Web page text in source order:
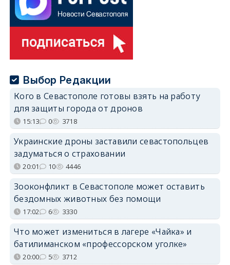
Выбор Редакции
Кого в Севастополе готовы взять на работу
для защиты города от дронов
15:13 0 3718
Украинские дроны заставили севастопольцев
задуматься о страховании
20:01 10 4446
Зооконфликт в Севастополе может оставить
бездомных животных без помощи
17:02 6 3330
Что может измениться в лагере «Чайка» и
батилиманском «профессорском уголке»
20:00 5 3712